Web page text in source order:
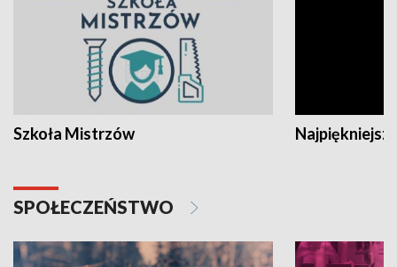
Szkoła Mistrzów
SPOŁECZEŃSTWO